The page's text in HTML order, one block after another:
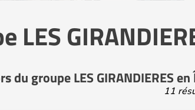
LES
du groupe LES GIRANDIERES
11